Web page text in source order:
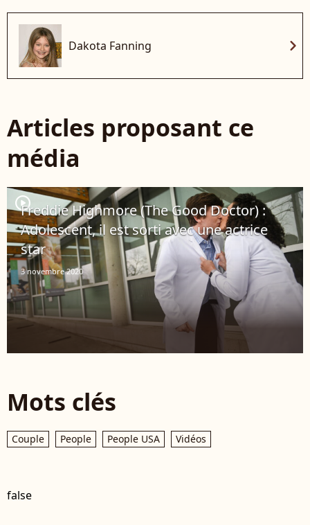
Dakota Fanning chevron_right
Articles proposant ce
média
player2
Freddie Highmore (The Good Doctor) :
Adolescent, il est sorti avec une actrice
star
3 novembre 2020
Mots clés
Couple People People USA Vidéos
false